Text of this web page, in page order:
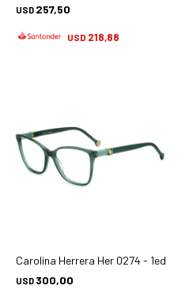
USD 257,50
USD 218,88
Carolina Herrera Her 0274 - 1ed
USD 300,00